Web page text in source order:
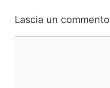
Lascia un commento